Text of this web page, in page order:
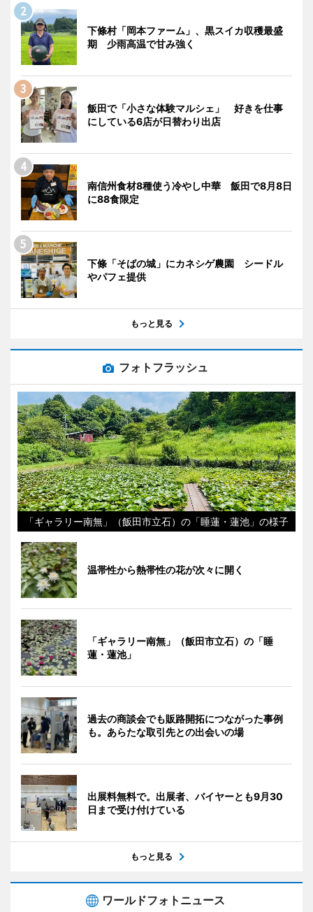
下條村「岡本ファーム」、黒スイカ収穫最盛
期 少雨高温で甘み強く
飯田で「小さな体験マルシェ」 好きを仕事
にしている6店が日替わり出店
南信州食材8種使う冷やし中華 飯田で8月8日
に88食限定
下條「そばの城」にカネシゲ農園 シードル
やパフェ提供
もっと見る
フォトフラッシュ
「ギャラリー南無」（飯田市立石）の「睡蓮・蓮池」の様子
温帯性から熱帯性の花が次々に開く
「ギャラリー南無」（飯田市立石）の「睡
蓮・蓮池」
過去の商談会でも販路開拓につながった事例
も。あらたな取引先との出会いの場
出展料無料で。出展者、バイヤーとも9月30
日まで受け付けている
もっと見る
ワールドフォトニュース